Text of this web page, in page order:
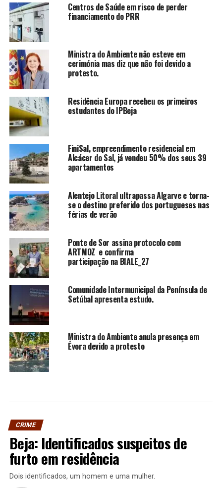
Centros de Saúde em risco de perder
financiamento do PRR
Ministra do Ambiente não esteve em
cerimónia mas diz que não foi devido a
protesto.
Residência Europa recebeu os primeiros
estudantes do IPBeja
FiniSal, empreendimento residencial em
Alcácer do Sal, já vendeu 50% dos seus 39
apartamentos
Alentejo Litoral ultrapassa Algarve e torna-
se o destino preferido dos portugueses nas
férias de verão
Ponte de Sor assina protocolo com
ARTMOZ e confirma
participação na BIALE_27
Comunidade Intermunicipal da Península de
Setúbal apresenta estudo.
Ministra do Ambiente anula presença em
Évora devido a protesto
CRIME
Beja: Identificados suspeitos de
furto em residência
Dois identificados, um homem e uma mulher.